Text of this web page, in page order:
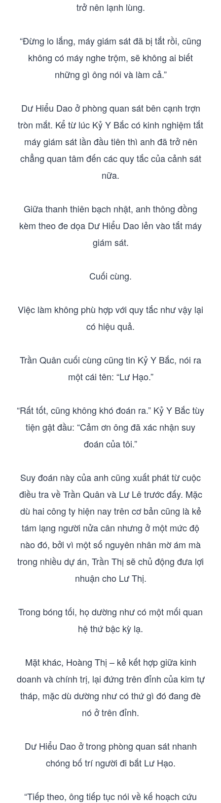
trở nên lạnh lùng.
“Đừng lo lắng, máy giám sát đã bị tắt rồi, cũng
không có máy nghe trộm, sẽ không ai biết
những gì ông nói và làm cả.”
Dư Hiểu Dao ở phòng quan sát bên cạnh trợn
tròn mắt. Kể từ lúc Kỷ Y Bắc có kinh nghiệm tắt
máy giám sát lần đầu tiên thì anh đã trở nên
chẳng quan tâm đến các quy tắc của cảnh sát
nữa.
Giữa thanh thiên bạch nhật, anh thông đồng
kèm theo đe dọa Dư Hiểu Dao lẻn vào tắt máy
giám sát.
Cuối cùng.
Việc làm không phù hợp với quy tắc như vậy lại
có hiệu quả.
Trần Quân cuối cùng cũng tin Kỷ Y Bắc, nói ra
một cái tên: “Lư Hạo.”
“Rất tốt, cũng không khó đoán ra.” Kỷ Y Bắc tùy
tiện gật đầu: “Cảm ơn ông đã xác nhận suy
đoán của tôi.”
Suy đoán này của anh cũng xuất phát từ cuộc
điều tra về Trần Quân và Lư Lê trước đấy. Mặc
dù hai công ty hiện nay trên cơ bản cũng là kẻ
tám lạng người nửa cân nhưng ở một mức độ
nào đó, bởi vì một số nguyên nhân mờ ám mà
trong nhiều dự án, Trần Thị sẽ chủ động đưa lợi
nhuận cho Lư Thị.
Trong bóng tối, họ dường như có một mối quan
hệ thứ bậc kỳ lạ.
Mặt khác, Hoàng Thị – kẻ kết hợp giữa kinh
doanh và chính trị, lại đứng trên đỉnh của kim tự
tháp, mặc dù dường như có thứ gì đó đang đè
nó ở trên đỉnh.
Dư Hiểu Dao ở trong phòng quan sát nhanh
chóng bố trí người đi bắt Lư Hạo.
“Tiếp theo, ông tiếp tục nói về kế hoạch cứu